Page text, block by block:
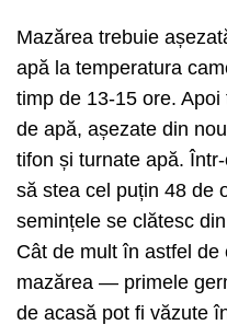
Mazărea trebuie
apă la temperatura
timp de 13-15 ore.
de apă, așezate din
tifon și turnate apă.
să stea cel puțin 48 de
semințele se clătesc
Cât de mult în astfel
mazărea — primele
de acasă pot fi văzute